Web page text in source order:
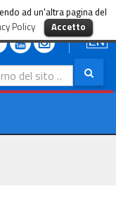
ad un'altra pagina del
Policy Accetto